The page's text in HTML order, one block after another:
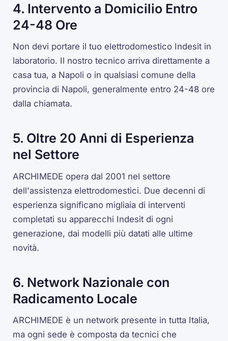
4. Intervento a Domicilio Entro
24-48 Ore
Non devi portare il tuo elettrodomestico Indesit in
laboratorio. Il nostro tecnico arriva direttamente a
casa tua, a Napoli o in qualsiasi comune della
provincia di Napoli, generalmente entro 24-48 ore
dalla chiamata.
5. Oltre 20 Anni di Esperienza
nel Settore
ARCHIMEDE opera dal 2001 nel settore
dell'assistenza elettrodomestici. Due decenni di
esperienza significano migliaia di interventi
completati su apparecchi Indesit di ogni
generazione, dai modelli più datati alle ultime
novità.
6. Network Nazionale con
Radicamento Locale
ARCHIMEDE è un network presente in tutta Italia,
ma ogni sede è composta da tecnici che